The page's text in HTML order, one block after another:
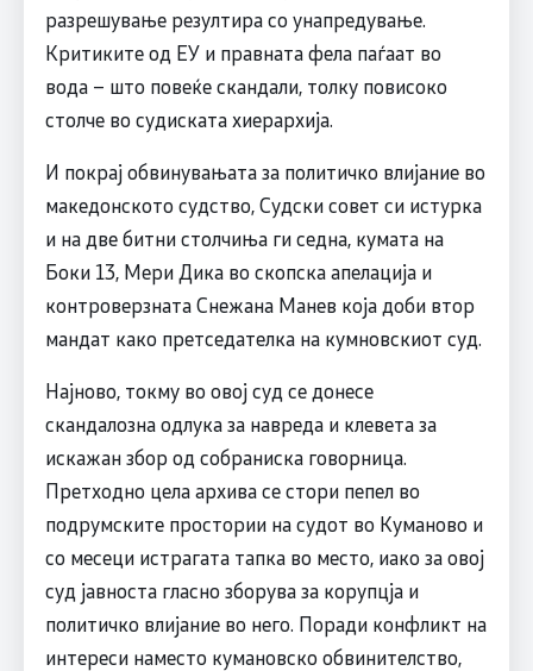
разрешување резултира со унапредување.
Критиките од ЕУ и правната фела паѓаат во
вода – што повеќе скандали, толку повисоко
столче во судиската хиерархија.
И покрај обвинувањата за политичко влијание во
македонското судство, Судски совет си истурка
и на две битни столчиња ги седна, кумата на
Боки 13, Мери Дика во скопска апелација и
контроверзната Снежана Манев која доби втор
мандат како претседателка на кумновскиот суд.
Најново, токму во овој суд се донесе
скандалозна одлука за навреда и клевета за
искажан збор од собраниска говорница.
Претходно цела архива се стори пепел во
подрумските простории на судот во Куманово и
со месеци истрагата тапка во место, иако за овој
суд јавноста гласно зборува за корупцја и
политичко влијание во него. Поради конфликт на
интереси наместо кумановско обвинителство,